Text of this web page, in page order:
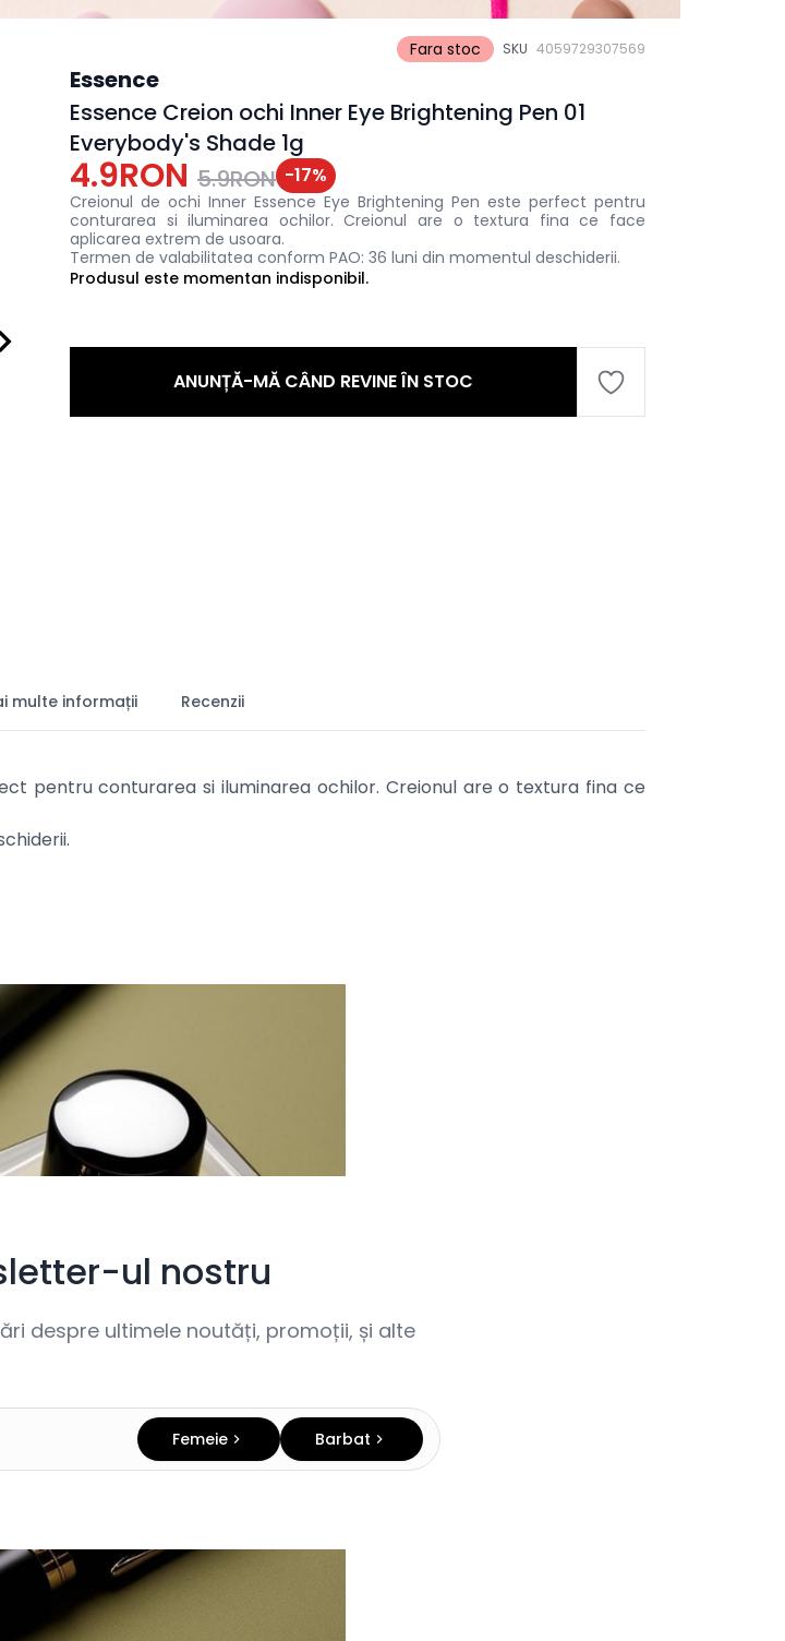
Fara stoc SKU 4059729307569
Essence
Essence Creion ochi Inner Eye Brightening Pen 01
Everybody's Shade 1g
4.9RON 5.9RON -17%
Creionul de ochi Inner Essence Eye Brightening Pen este perfect pentru
conturarea si iluminarea ochilor. Creionul are o textura fina ce face
aplicarea extrem de usoara.
Termen de valabilitatea conform PAO: 36 luni din momentul deschiderii.
Produsul este momentan indisponibil.
ANUNȚĂ-MĂ CÂND REVINE ÎN STOC
multe informații Recenzii
pentru conturarea si iluminarea ochilor. Creionul are o textura fina ce
ul nostru
despre ultimele noutăți, promoții, și alte
Femeie Barbat